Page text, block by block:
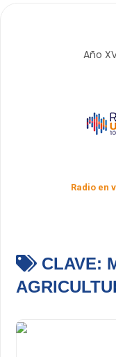
Año
Radio en
CLAVE: